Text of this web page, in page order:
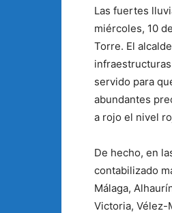
Las fuertes
miércoles, 10
Torre. El
servido para
abundantes
a rojo el nivel
De hecho, en
contabilizado
Málaga,
Victoria, Vélez-